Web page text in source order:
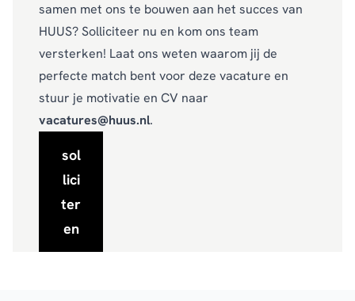
samen met ons te bouwen aan het succes van
HUUS? Solliciteer nu en kom ons team
versterken! Laat ons weten waarom jij de
perfecte match bent voor deze vacature en
stuur je motivatie en CV naar
vacatures@huus.nl.
sol
lici
ter
en